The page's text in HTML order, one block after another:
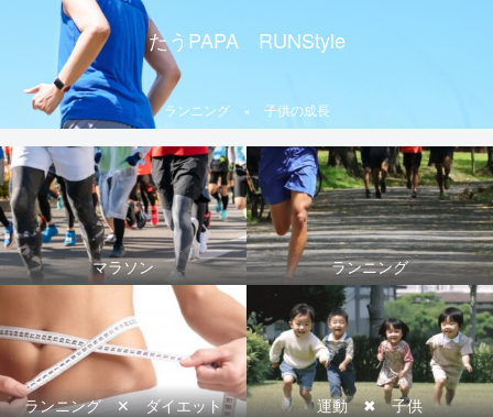
たうPAPA RUNStyle
ランニング × 子供の成長
マラソン ランニング
ランニング ✕ ダイエット 運動 ✖ 子供